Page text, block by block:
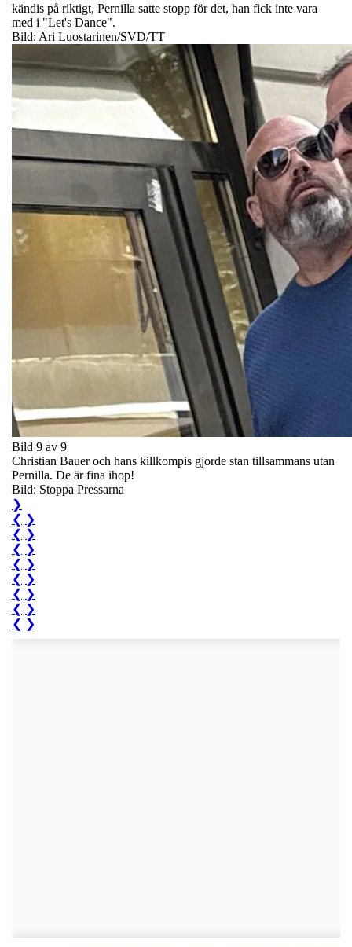
kändis på riktigt, Pernilla satte stopp för det, han fick inte vara
med i "Let's Dance".
Bild: Ari Luostarinen/SVD/TT
Bild 9 av 9
Christian Bauer och hans killkompis gjorde stan tillsammans utan
Pernilla. De är fina ihop!
Bild: Stoppa Pressarna
❯
❮ ❯
❮ ❯
❮ ❯
❮ ❯
❮ ❯
❮ ❯
❮ ❯
❮ ❯